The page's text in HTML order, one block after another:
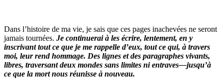
Dans l’histoire de ma vie, je sais que ces pages inachevées ne seront
jamais tournées. Je continuerai à les écrire, lentement, en y
inscrivant tout ce que je me rappelle d’eux, tout ce qui, à travers
moi, leur rend hommage. Des lignes et des paragraphes vivants,
libres, traversant deux mondes sans limites ni entraves—jusqu’à
ce que la mort nous réunisse à nouveau.